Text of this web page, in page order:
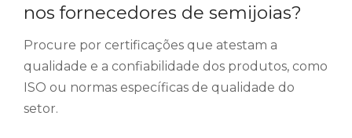
nos fornecedores de semijoias?
Procure por certificações que atestam a
qualidade e a confiabilidade dos produtos, como
ISO ou normas específicas de qualidade do
setor.